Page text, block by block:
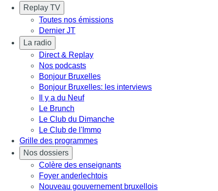
Replay TV
Toutes nos émissions
Dernier JT
La radio
Direct & Replay
Nos podcasts
Bonjour Bruxelles
Bonjour Bruxelles: les interviews
Il y a du Neuf
Le Brunch
Le Club du Dimanche
Le Club de l'Immo
Grille des programmes
Nos dossiers
Colère des enseignants
Foyer anderlechtois
Nouveau gouvernement bruxellois